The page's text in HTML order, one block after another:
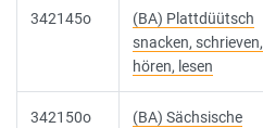
342145o
(BA) Plattdüütsch
snacken, schrieven,
hören, lesen
342150o
(BA) Sächsische